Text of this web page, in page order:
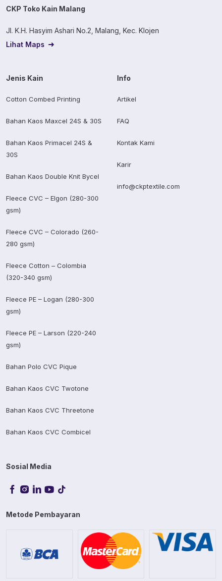
CKP Toko Kain Malang
Jl. K.H. Hasyim Ashari No.2, Malang, Kec. Klojen
Lihat Maps
Jenis Kain
Cotton Combed Printing
Bahan Kaos Maxcel 24S & 30S
Bahan Kaos Primacel 24S &
30S
Bahan Kaos Double Knit Bycel
Fleece CVC – Elgon (280-300
gsm)
Fleece CVC – Colorado (260-
280 gsm)
Fleece Cotton – Colombia
(320-340 gsm)
Fleece PE – Logan (280-300
gsm)
Fleece PE – Larson (220-240
gsm)
Bahan Polo CVC Pique
Bahan Kaos CVC Twotone
Bahan Kaos CVC Threetone
Bahan Kaos CVC Combicel
Info
Artikel
FAQ
Kontak Kami
Karir
info@ckptextile.com
Sosial Media
Metode Pembayaran